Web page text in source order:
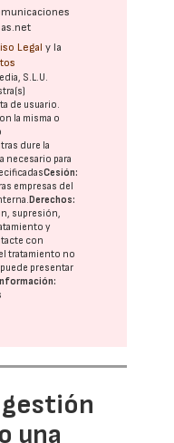
Legal y la
S.L.U.
de usuario.
la misma o
dure la
necesario para
Cesión:
empresas del
Derechos:
supresión,
y
con
tratamiento no
presentar
una